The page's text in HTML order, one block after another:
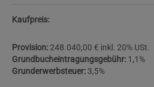
Kaufpreis:
Provision:248.040,00 € inkl. 20% USt.
Grundbucheintragungsgebühr: 1,1%
Grunderwerbsteuer: 3,5%